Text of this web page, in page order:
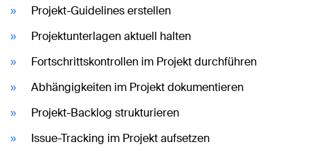
Projekt-Guidelines erstellen
Projektunterlagen aktuell halten
Fortschrittskontrollen im Projekt durchführen
Abhängigkeiten im Projekt dokumentieren
Projekt-Backlog strukturieren
Issue-Tracking im Projekt aufsetzen